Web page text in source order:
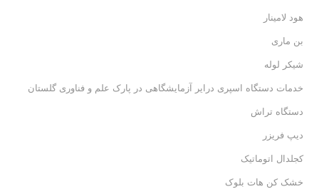
هود لامینار
بن ماری
شیکر لوله
خدمات دستگاه اسپری درایر آزمایشگاهی در پارک علم و فناوری گلستان
دستگاه تراش
دیپ فریزر
کجلدال اتوماتیک
خشک کن هات بلوک